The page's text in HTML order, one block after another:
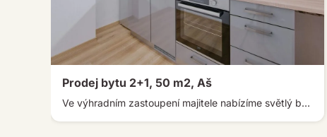
Prodej bytu 2+1, 50 m2, Aš
Ve výhradním zastoupení majitele nabízíme světlý byt 2+1 (lze 1/3 celého domu viz text níže) 50m2 po kompletní rekonstrukci, samostatné […]